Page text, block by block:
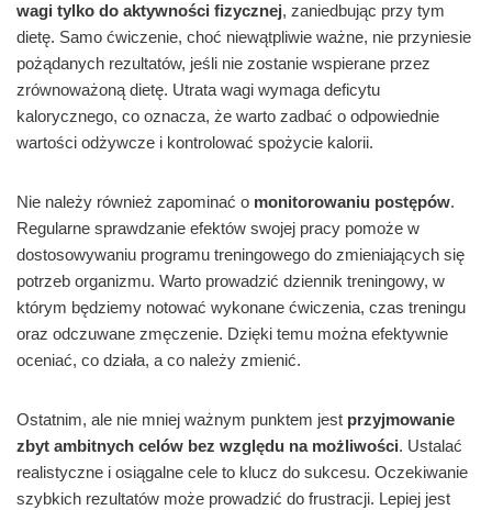
wagi tylko do aktywności fizycznej, zaniedbując przy tym
dietę. Samo ćwiczenie, choć niewątpliwie ważne, nie przyniesie
pożądanych rezultatów, jeśli nie zostanie wspierane przez
zrównoważoną dietę. Utrata wagi wymaga deficytu
kalorycznego, co oznacza, że warto zadbać o odpowiednie
wartości odżywcze i kontrolować spożycie kalorii.
Nie należy również zapominać o monitorowaniu postępów.
Regularne sprawdzanie efektów swojej pracy pomoże w
dostosowywaniu programu treningowego do zmieniających się
potrzeb organizmu. Warto prowadzić dziennik treningowy, w
którym będziemy notować wykonane ćwiczenia, czas treningu
oraz odczuwane zmęczenie. Dzięki temu można efektywnie
oceniać, co działa, a co należy zmienić.
Ostatnim, ale nie mniej ważnym punktem jest przyjmowanie
zbyt ambitnych celów bez względu na możliwości. Ustalać
realistyczne i osiągalne cele to klucz do sukcesu. Oczekiwanie
szybkich rezultatów może prowadzić do frustracji. Lepiej jest